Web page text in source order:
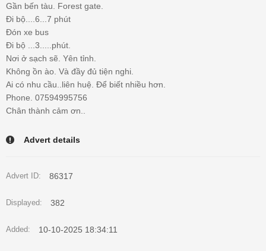
Gần bến tàu. Forest gate.
Đi bộ....6...7 phút
Đón xe bus
Đi bộ ...3.....phút.
Nơi ở sạch sẽ. Yên tỉnh.
Không ồn ào. Và đầy đủ tiện nghi.
Ai có nhu cầu..liên huệ. Để biết nhiều hơn.
Phone. 07594995756
Chân thành cảm ơn..
Advert details
Advert ID: 86317
Displayed: 382
Added: 10-10-2025 18:34:11